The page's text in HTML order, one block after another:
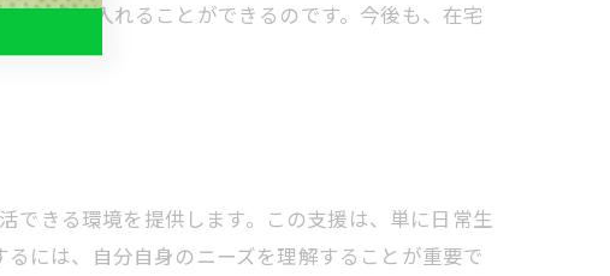
を手に入れることができるのです。今後も、在宅
できる環境を提供します。この支援は、単に日常生
には、自分自身のニーズを理解することが重要で